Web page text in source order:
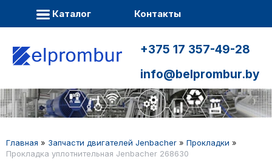
Каталог Контакты
+375 17 357-49-28
info@belprombur.by
Главная » Запчасти двигателей Jenbacher » Прокладки »
Прокладка уплотнительная Jenbacher 268630